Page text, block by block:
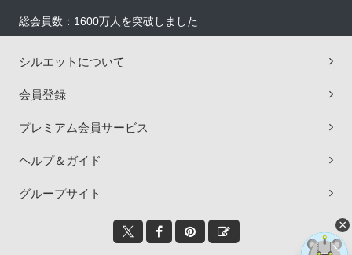
総会員数：1600万人を突破しました
シルエットについて
会員登録
プレミアム会員サービス
ヘルプ＆ガイド
グループサイト
×